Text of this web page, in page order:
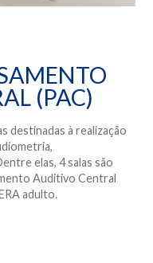
(PAC)
destinadas à realização
elas, 4 salas são
Auditivo Central
adulto.